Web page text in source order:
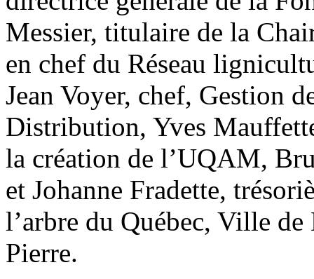
Messier, titulaire de la
en chef du Réseau
Jean Voyer, chef, Gestion
Distribution, Yves
la création de l’UQAM,
et Johanne Fradette,
l’arbre du Québec, Ville
Pierre.